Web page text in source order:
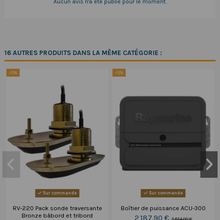
Aucun avis n'a été publié pour le moment.
16 AUTRES PRODUITS DANS LA MÊME CATÉGORIE :
-15%
Sur commande
RV-220 Pack sonde traversante
Bronze bâbord et tribord
-15%
Sur commande
Boîtier de puissance ACU-300
2 187,90 € 2 574,00 €